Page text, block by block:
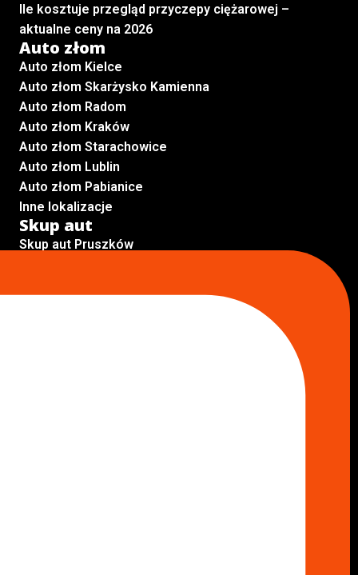
Ile kosztuje przegląd przyczepy ciężarowej –
aktualne ceny na 2026
Auto złom
Auto złom Kielce
Auto złom Skarżysko Kamienna
Auto złom Radom
Auto złom Kraków
Auto złom Starachowice
Auto złom Lublin
Auto złom Pabianice
Inne lokalizacje
Skup aut
Skup aut Pruszków